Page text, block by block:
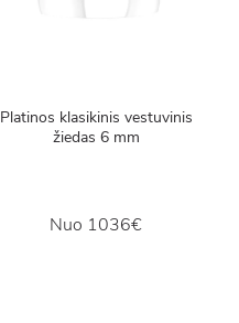
Platinos klasikinis vestuvinis
žiedas 6 mm
Nuo 1036€